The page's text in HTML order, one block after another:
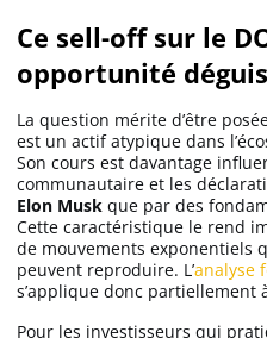
Ce sell-off sur le
opportunité
La question mérite d’être
est un actif atypique dans
Son cours est davantage
communautaire et les
Elon Musk que par des
Cette caractéristique le rend
de mouvements exponentiels
peuvent reproduire. L’analyse
s’applique donc partiellement
Pour les investisseurs qui